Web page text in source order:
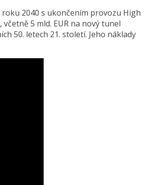
2040 s ukončením provozu High
5 mld. EUR na nový tunel
50. letech 21. století. Jeho náklady